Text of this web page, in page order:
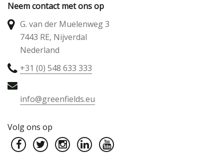
Neem contact met ons op
G. van der Muelenweg 3
7443 RE, Nijverdal
Nederland
+31 (0) 548 633 333
info@greenfields.eu
Volg ons op